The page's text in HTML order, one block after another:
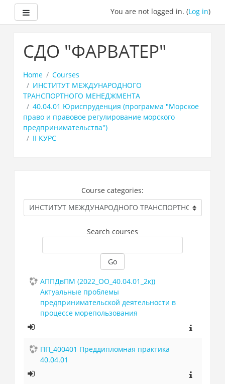
You are not logged in. (Log in)
СДО "ФАРВАТЕР"
Home
Courses
ИНСТИТУТ МЕЖДУНАРОДНОГО
ТРАНСПОРТНОГО МЕНЕДЖМЕНТА
40.04.01 Юриспруденция (программа "Морское
право и правовое регулирование морского
предпринимательства")
II КУРС
Course categories:
Search courses
Go
АППДвПМ (2022_ОО_40.04.01_2к))
Актуальные проблемы
предпринимательской деятельности в
процессе морепользования
ПП_400401 Преддипломная практика
40.04.01